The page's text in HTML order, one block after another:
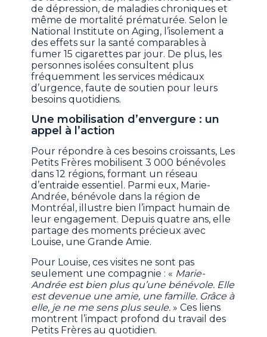
de dépression, de maladies chroniques et
même de mortalité prématurée. Selon le
National Institute on Aging, l’isolement a
des effets sur la santé comparables à
fumer 15 cigarettes par jour. De plus, les
personnes isolées consultent plus
fréquemment les services médicaux
d’urgence, faute de soutien pour leurs
besoins quotidiens.
Une mobilisation d’envergure : un
appel à l’action
Pour répondre à ces besoins croissants, Les
Petits Frères mobilisent 3 000 bénévoles
dans 12 régions, formant un réseau
d’entraide essentiel. Parmi eux, Marie-
Andrée, bénévole dans la région de
Montréal, illustre bien l’impact humain de
leur engagement. Depuis quatre ans, elle
partage des moments précieux avec
Louise, une Grande Amie.
Pour Louise, ces visites ne sont pas
seulement une compagnie : « Marie-
Andrée est bien plus qu’une bénévole. Elle
est devenue une amie, une famille. Grâce à
elle, je ne me sens plus seule. » Ces liens
montrent l’impact profond du travail des
Petits Frères au quotidien.